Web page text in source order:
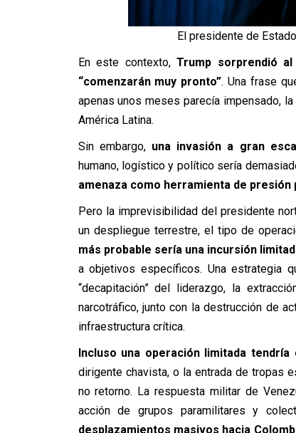
El presidente de
En este contexto,Trump sorprendió
“comenzarán muy pronto”. Una frase
apenas unos meses parecía impensado,
América Latina.
Sin embargo, una invasión a gran
humano, logístico y político sería
amenaza como herramienta de presión
Pero la imprevisibilidad del presidente
un despliegue terrestre, el tipo de
más probable sería una incursión
a objetivos específicos. Una estrategia
“decapitación” del liderazgo, la
narcotráfico, junto con la destrucción de
infraestructura crítica.
Incluso una operación limitada tendría
dirigente chavista, o la entrada de tropas
no retorno. La respuesta militar de
acción de grupos paramilitares y
desplazamientos masivos hacia